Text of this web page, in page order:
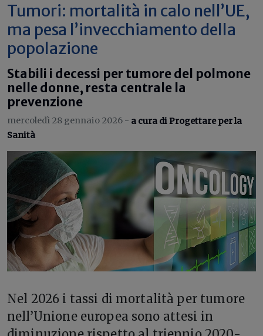
Tumori: mortalità in calo nell’UE,
ma pesa l’invecchiamento della
popolazione
Stabili i decessi per tumore del polmone
nelle donne, resta centrale la
prevenzione
mercoledì 28 gennaio 2026 - a cura di Progettare per la
Sanità
Nel 2026 i tassi di mortalità per tumore
nell’Unione europea sono attesi in